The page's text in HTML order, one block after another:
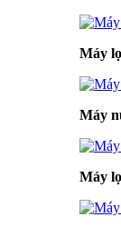
Máy
Máy
Máy